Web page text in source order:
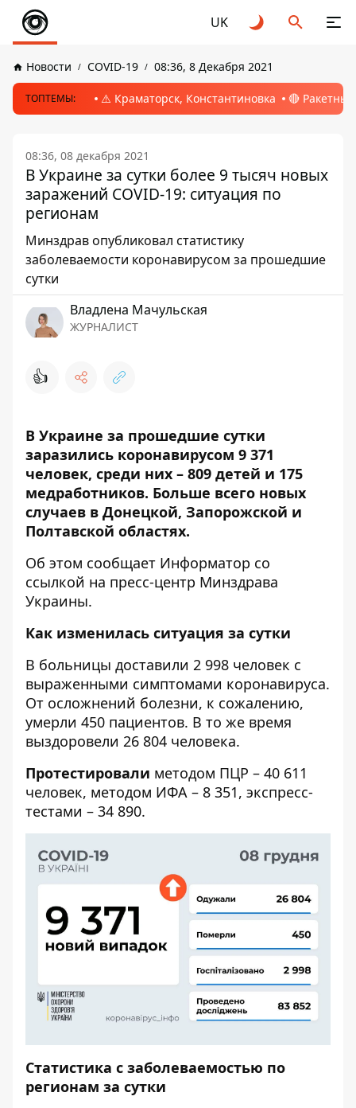
UK
Новости COVID-19 08:36, 8 Декабря 2021
ТОПТЕМЫ: ⚠️ Краматорск, Константиновка 🔴
08:36, 08 декабря 2021
В Украине за сутки более 9 тысяч новых
заражений COVID-19: ситуация по
регионам
Минздрав опубликовал статистику
заболеваемости коронавирусом за прошедшие
сутки
Владлена Мачульская
ЖУРНАЛИСТ
👍
В Украине за прошедшие сутки
заразились коронавирусом 9 371
человек, среди них – 809 детей и 175
медработников. Больше всего новых
случаев в Донецкой, Запорожской и
Полтавской областях.
Об этом сообщает Информатор со
ссылкой на пресс-центр Минздрава
Украины.
Как изменилась ситуация за сутки
В больницы доставили 2 998 человек с
выраженными симптомами коронавируса.
От осложнений болезни, к сожалению,
умерли 450 пациентов. В то же время
выздоровели 26 804 человека.
Протестировали методом ПЦР – 40 611
человек, методом ИФА – 8 351, экспресс-
тестами – 34 890.
Статистика с заболеваемостью по
регионам за сутки